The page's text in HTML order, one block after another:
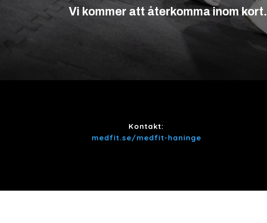
Vi kommer att återkomma inom kort.
Kontakt:
medfit.se/medfit-haninge